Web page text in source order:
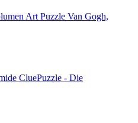
Art Puzzle Van Gogh,
CluePuzzle - Die